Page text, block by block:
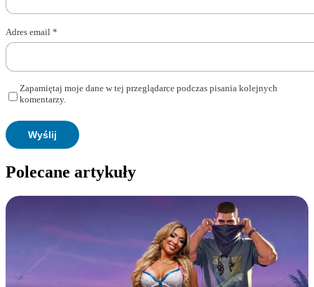
Adres email *
Zapamiętaj moje dane w tej przeglądarce podczas pisania kolejnych
komentarzy.
Polecane artykuły